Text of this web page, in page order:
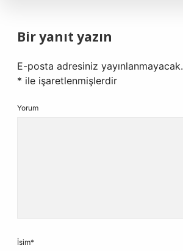
Bir yanıt yazın
E-posta adresiniz yayınlanmayacak.
* ile işaretlenmişlerdir
Yorum
İsim*